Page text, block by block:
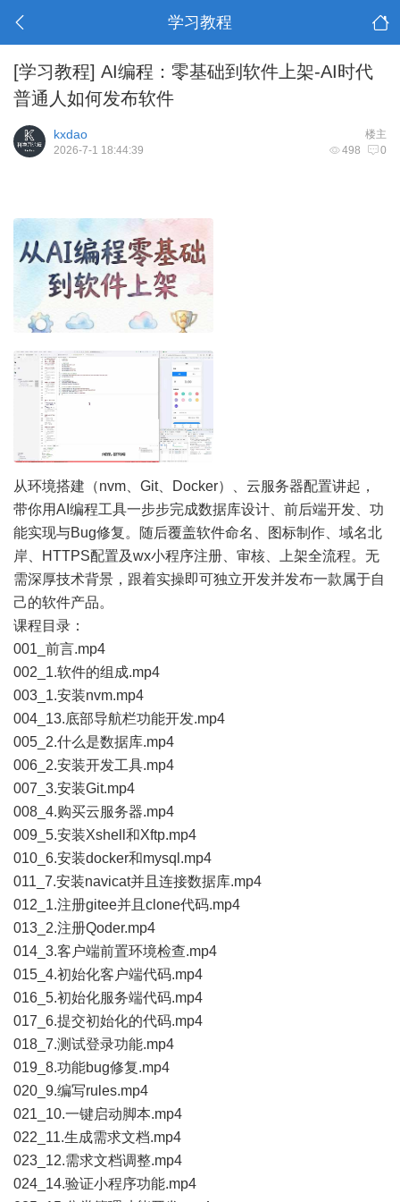
学习教程
[学习教程] AI编程：零基础到软件上架-AI时代
普通人如何发布软件
楼主
kxdao
498 0
2026-7-1 18:44:39
从环境搭建（nvm、Git、Docker）、云服务器配置讲起，
带你用AI编程工具一步步完成数据库设计、前后端开发、功
能实现与Bug修复。随后覆盖软件命名、图标制作、域名北
岸、HTTPS配置及wx小程序注册、审核、上架全流程。无
需深厚技术背景，跟着实操即可独立开发并发布一款属于自
己的软件产品。
课程目录：
001_前言.mp4
002_1.软件的组成.mp4
003_1.安装nvm.mp4
004_13.底部导航栏功能开发.mp4
005_2.什么是数据库.mp4
006_2.安装开发工具.mp4
007_3.安装Git.mp4
008_4.购买云服务器.mp4
009_5.安装Xshell和Xftp.mp4
010_6.安装docker和mysql.mp4
011_7.安装navicat并且连接数据库.mp4
012_1.注册gitee并且clone代码.mp4
013_2.注册Qoder.mp4
014_3.客户端前置环境检查.mp4
015_4.初始化客户端代码.mp4
016_5.初始化服务端代码.mp4
017_6.提交初始化的代码.mp4
018_7.测试登录功能.mp4
019_8.功能bug修复.mp4
020_9.编写rules.mp4
021_10.一键启动脚本.mp4
022_11.生成需求文档.mp4
023_12.需求文档调整.mp4
024_14.验证小程序功能.mp4